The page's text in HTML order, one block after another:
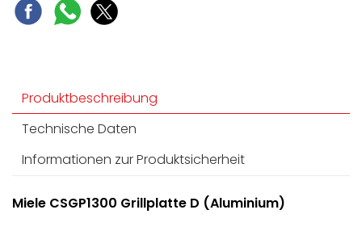
Produktbeschreibung
Technische Daten
Informationen zur Produktsicherheit
Miele CSGP1300 Grillplatte D (Aluminium)